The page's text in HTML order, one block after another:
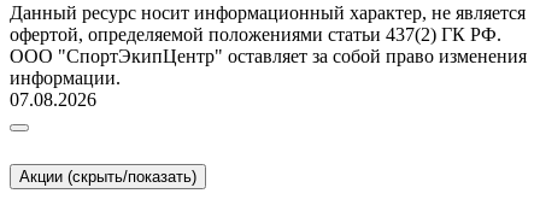
Данный ресурс носит информационный характер, не является
офертой, определяемой положениями статьи 437(2) ГК РФ.
ООО "СпортЭкипЦентр" оставляет за собой право изменения
информации.
07.08.2026
Акции (скрыть/показать)